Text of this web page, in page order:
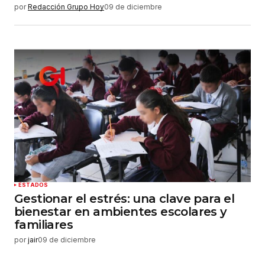
por Redacción Grupo Hoy09 de diciembre
ESTADOS
Gestionar el estrés: una clave para el
bienestar en ambientes escolares y
familiares
por jair09 de diciembre